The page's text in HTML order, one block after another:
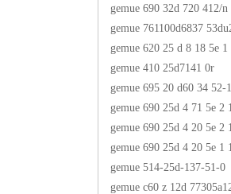
gemue 690 32d 720 412/n
gemue 761100d6837
gemue 620 25 d 8 18 5e 1
gemue 410 25d7141 0r
gemue 695 20 d60 34 52-
gemue 690 25d 4 71 5e 2
gemue 690 25d 4 20 5e 2
gemue 690 25d 4 20 5e 1
gemue 514-25d-137-51-0
gemue c60 z 12d